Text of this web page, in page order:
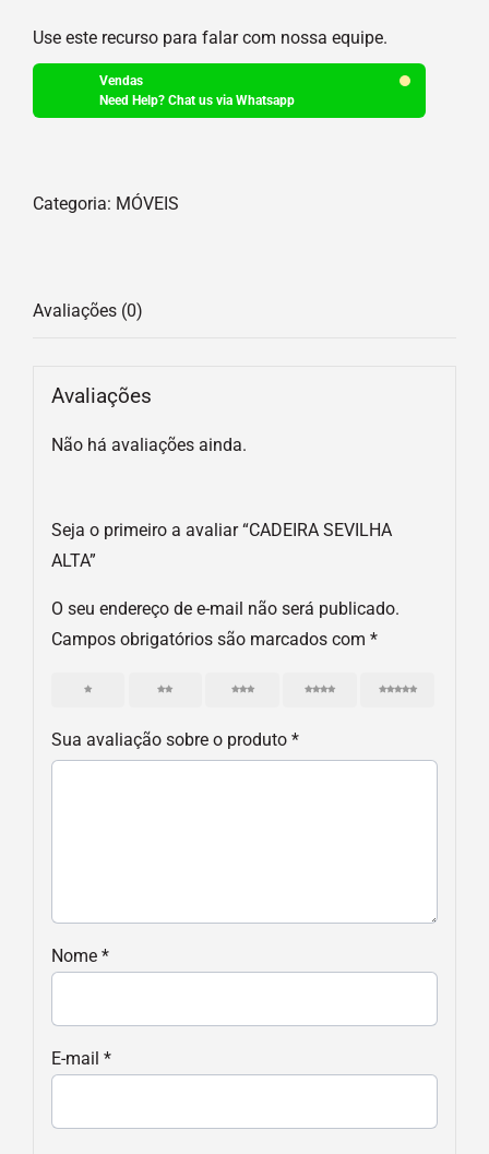
quantidade
Use este recurso para falar com nossa equipe.
Vendas
Need Help? Chat us via Whatsapp
Categoria: MÓVEIS
Avaliações (0)
Avaliações
Não há avaliações ainda.
Seja o primeiro a avaliar “CADEIRA SEVILHA
ALTA”
O seu endereço de e-mail não será publicado.
Campos obrigatórios são marcados com *
5
Sua avaliação sobre o produto *
Nome *
E-mail *